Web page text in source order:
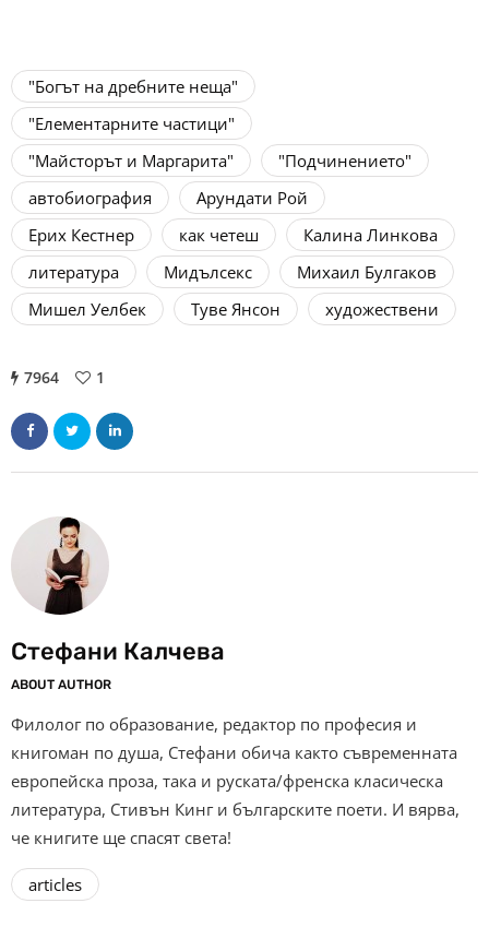
"Богът на дребните неща"
"Елементарните частици"
"Майсторът и Маргарита"
"Подчинението"
автобиография
Арундати Рой
Ерих Кестнер
как четеш
Калина Линкова
литература
Мидълсекс
Михаил Булгаков
Мишел Уелбек
Туве Янсон художествени
7964 1
Стефани Калчева
ABOUT AUTHOR
Филолог по образование, редактор по професия и
книгоман по душа, Стефани обича както съвременната
европейска проза, така и руската/френска класическа
литература, Стивън Кинг и българските поети. И вярва,
че книгите ще спасят света!
articles